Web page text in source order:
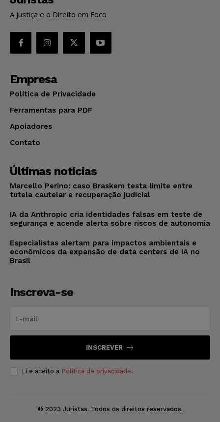
A Justiça e o Direito em Foco
Empresa
Política de Privacidade
Ferramentas para PDF
Apoiadores
Contato
Últimas notícias
Marcello Perino: caso Braskem testa limite entre
tutela cautelar e recuperação judicial
IA da Anthropic cria identidades falsas em teste de
segurança e acende alerta sobre riscos de autonomia
Especialistas alertam para impactos ambientais e
econômicos da expansão de data centers de IA no
Brasil
Inscreva-se
INSCREVER
Li e aceito a Política de privacidade.
© 2023 Juristas. Todos os direitos reservados.